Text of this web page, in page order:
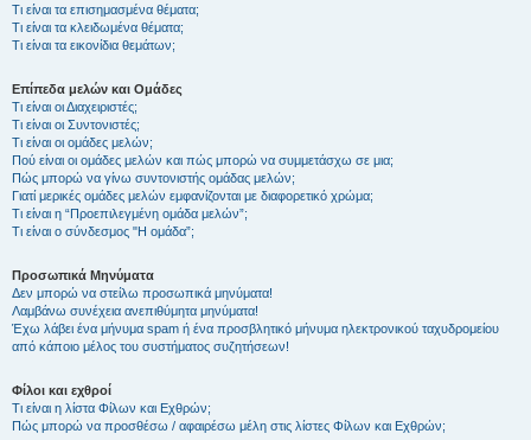
Τι είναι τα επισημασμένα θέματα;
Τι είναι τα κλειδωμένα θέματα;
Τι είναι τα εικονίδια θεμάτων;
Επίπεδα μελών και Ομάδες
Τι είναι οι Διαχειριστές;
Τι είναι οι Συντονιστές;
Τι είναι οι ομάδες μελών;
Πού είναι οι ομάδες μελών και πώς μπορώ να συμμετάσχω σε μια;
Πώς μπορώ να γίνω συντονιστής ομάδας μελών;
Γιατί μερικές ομάδες μελών εμφανίζονται με διαφορετικό χρώμα;
Τι είναι η “Προεπιλεγμένη ομάδα μελών”;
Τι είναι ο σύνδεσμος "Η ομάδα”;
Προσωπικά Μηνύματα
Δεν μπορώ να στείλω προσωπικά μηνύματα!
Λαμβάνω συνέχεια ανεπιθύμητα μηνύματα!
Έχω λάβει ένα μήνυμα spam ή ένα προσβλητικό μήνυμα ηλεκτρονικού ταχυδρομείου
από κάποιο μέλος του συστήματος συζητήσεων!
Φίλοι και εχθροί
Τι είναι η λίστα Φίλων και Εχθρών;
Πώς μπορώ να προσθέσω / αφαιρέσω μέλη στις λίστες Φίλων και Εχθρών;